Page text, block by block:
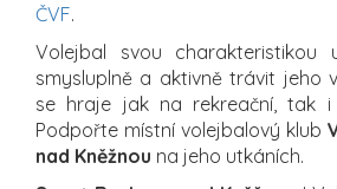
ČVF.
Volejbal svou charakteristikou
smysluplně a aktivně trávit jeho
se hraje jak na rekreační, tak i
Podpořte místní volejbalový klub
nad Kněžnou na jeho utkáních.